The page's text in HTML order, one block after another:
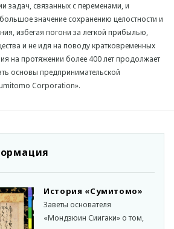
задач, связанных с переменами, и
значение сохранению целостности и
избегая погони за легкой прибылью,
и не идя на поводу кратковременных
на протяжении более 400 лет продолжает
основы предпринимательской
Corporation».
История «Сумитомо»
Заветы основателя
«Мондзюин Сиигаки» о том,